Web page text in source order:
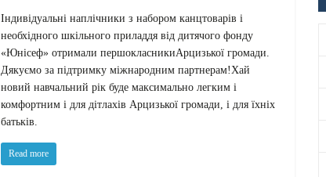
Індивідуальні наплічники з набором канцтоварів і
необхідного шкільного приладдя від дитячого фонду
«Юнісеф» отримали першокласникиАрцизької громади.
Дякуємо за підтримку міжнародним партнерам!Хай
новий навчальний рік буде максимально легким і
комфортним і для дітлахів Арцизької громади, і для їхніх
батьків.
Read more